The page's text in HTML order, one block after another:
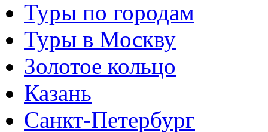
Туры по городам
Туры в Москву
Золотое кольцо
Казань
Санкт-Петербург